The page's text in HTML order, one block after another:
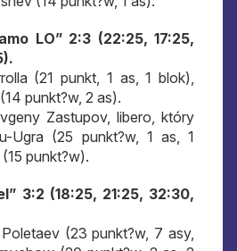
LO” 2:3 (22:25, 17:25,
(21 punkt, 1 as, 1 blok),
punkt?w, 2 as).
Zastupov, libero, który
Ugra (25 punkt?w, 1 as, 1
punkt?w).
3:2 (18:25, 21:25, 32:30,
(23 punkt?w, 7 asy,